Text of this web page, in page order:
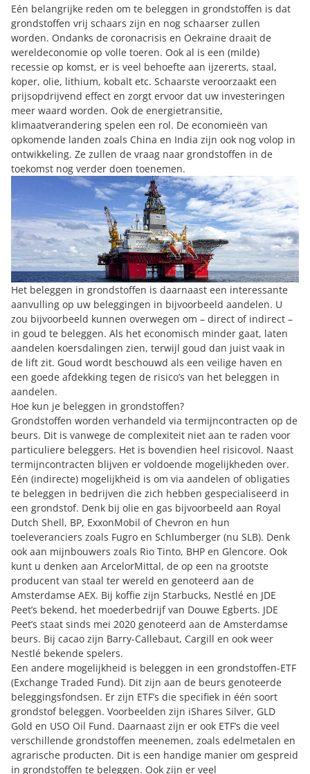
Eén belangrijke reden om te beleggen in grondstoffen is dat
grondstoffen vrij schaars zijn en nog schaarser zullen
worden. Ondanks de coronacrisis en Oekraïne draait de
wereldeconomie op volle toeren. Ook al is een (milde)
recessie op komst, er is veel behoefte aan ijzererts, staal,
koper, olie, lithium, kobalt etc. Schaarste veroorzaakt een
prijsopdrijvend effect en zorgt ervoor dat uw investeringen
meer waard worden. Ook de energietransitie,
klimaatverandering spelen een rol. De economieën van
opkomende landen zoals China en India zijn ook nog volop in
ontwikkeling. Ze zullen de vraag naar grondstoffen in de
toekomst nog verder doen toenemen.
Het beleggen in grondstoffen is daarnaast een interessante
aanvulling op uw beleggingen in bijvoorbeeld aandelen. U
zou bijvoorbeeld kunnen overwegen om – direct of indirect –
in goud te beleggen. Als het economisch minder gaat, laten
aandelen koersdalingen zien, terwijl goud dan juist vaak in
de lift zit. Goud wordt beschouwd als een veilige haven en
een goede afdekking tegen de risico’s van het beleggen in
aandelen.
Hoe kun je beleggen in grondstoffen?
Grondstoffen worden verhandeld via termijncontracten op de
beurs. Dit is vanwege de complexiteit niet aan te raden voor
particuliere beleggers. Het is bovendien heel risicovol. Naast
termijncontracten blijven er voldoende mogelijkheden over.
Eén (indirecte) mogelijkheid is om via aandelen of obligaties
te beleggen in bedrijven die zich hebben gespecialiseerd in
een grondstof. Denk bij olie en gas bijvoorbeeld aan Royal
Dutch Shell, BP, ExxonMobil of Chevron en hun
toeleveranciers zoals Fugro en Schlumberger (nu SLB). Denk
ook aan mijnbouwers zoals Rio Tinto, BHP en Glencore. Ook
kunt u denken aan ArcelorMittal, de op een na grootste
producent van staal ter wereld en genoteerd aan de
Amsterdamse AEX. Bij koffie zijn Starbucks, Nestlé en JDE
Peet’s bekend, het moederbedrijf van Douwe Egberts. JDE
Peet’s staat sinds mei 2020 genoteerd aan de Amsterdamse
beurs. Bij cacao zijn Barry-Callebaut, Cargill en ook weer
Nestlé bekende spelers.
Een andere mogelijkheid is beleggen in een grondstoffen-ETF
(Exchange Traded Fund). Dit zijn aan de beurs genoteerde
beleggingsfondsen. Er zijn ETF’s die specifiek in één soort
grondstof beleggen. Voorbeelden zijn iShares Silver, GLD
Gold en USO Oil Fund. Daarnaast zijn er ook ETF’s die veel
verschillende grondstoffen meenemen, zoals edelmetalen en
agrarische producten. Dit is een handige manier om gespreid
in grondstoffen te beleggen. Ook zijn er veel